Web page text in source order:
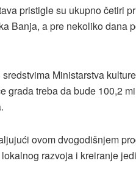
pristigle su ukupno četiri
Banja, a pre nekoliko dana
Ministarstva
grada treba da bude 100,2
ovom dvogodišnjem
razvoja i kreiranje